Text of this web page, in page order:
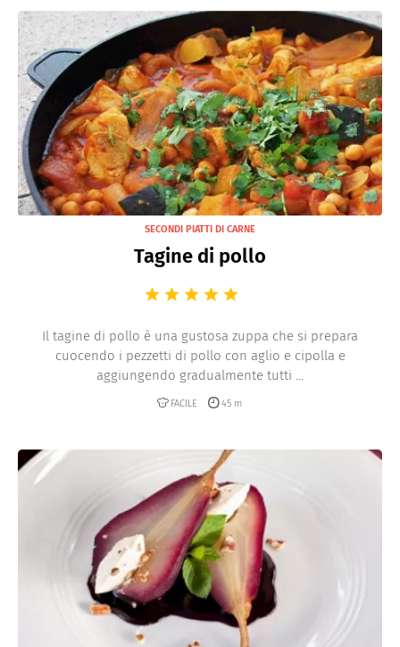
SECONDI PIATTI DI CARNE
Tagine di pollo
Il tagine di pollo è una gustosa zuppa che si prepara
cuocendo i pezzetti di pollo con aglio e cipolla e
aggiungendo gradualmente tutti ...
FACILE 45 m